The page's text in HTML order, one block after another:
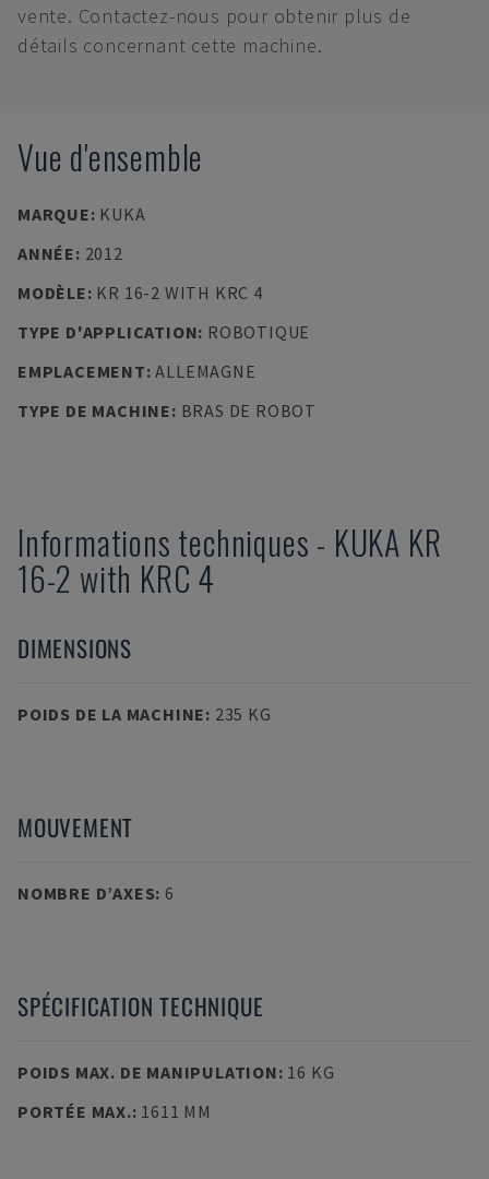
vente. Contactez-nous pour obtenir plus de
détails concernant cette machine.
Vue d'ensemble
MARQUE: KUKA
ANNÉE: 2012
MODÈLE: KR 16-2 WITH KRC 4
TYPE D'APPLICATION: ROBOTIQUE
EMPLACEMENT:ALLEMAGNE
TYPE DE MACHINE: BRAS DE ROBOT
Informations techniques - KUKA KR
16-2 with KRC 4
DIMENSIONS
POIDS DE LA MACHINE: 235 KG
MOUVEMENT
NOMBRE D’AXES: 6
SPÉCIFICATION TECHNIQUE
POIDS MAX. DE MANIPULATION: 16 KG
PORTÉE MAX.: 1611 MM